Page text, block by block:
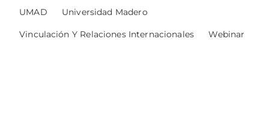
UMAD Universidad Madero
Vinculación Y Relaciones Internacionales Webinar